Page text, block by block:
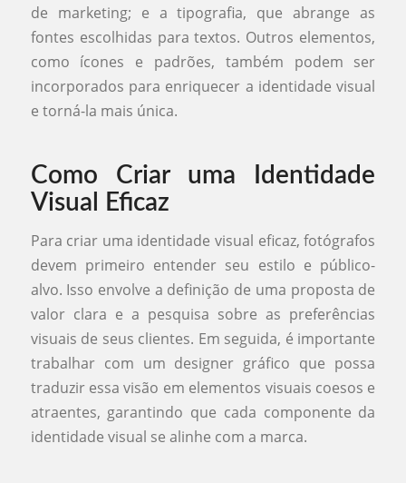
de marketing; e a tipografia, que abrange as
fontes escolhidas para textos. Outros elementos,
como ícones e padrões, também podem ser
incorporados para enriquecer a identidade visual
e torná-la mais única.
Como Criar uma Identidade
Visual Eficaz
Para criar uma identidade visual eficaz, fotógrafos
devem primeiro entender seu estilo e público-
alvo. Isso envolve a definição de uma proposta de
valor clara e a pesquisa sobre as preferências
visuais de seus clientes. Em seguida, é importante
trabalhar com um designer gráfico que possa
traduzir essa visão em elementos visuais coesos e
atraentes, garantindo que cada componente da
identidade visual se alinhe com a marca.